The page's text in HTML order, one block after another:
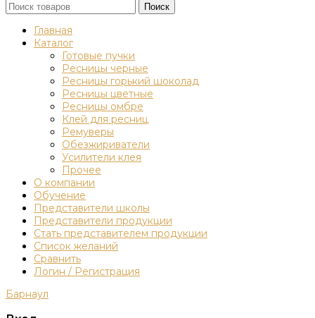
Поиск
Главная
Каталог
Готовые пучки
Ресницы черные
Ресницы горький шоколад
Ресницы цветные
Ресницы омбре
Клей для ресниц
Ремуверы
Обезжириватели
Усилители клея
Прочее
О компании
Обучение
Представители школы
Представители продукции
Стать представителем продукции
Список желаний
Сравнить
Логин / Регистрация
Барнаул